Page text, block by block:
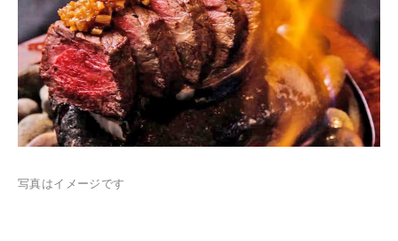
写真はイメージです